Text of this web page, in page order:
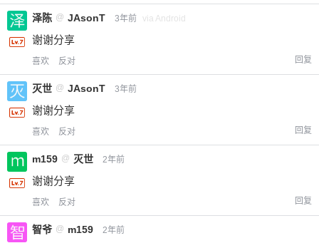
2 元
泽陈 @ JAsonT 3年前 via Android
谢谢分享
喜欢 反对 回复
灭世 @ JAsonT 3年前
谢谢分享
喜欢 反对 回复
m159 @ 灭世 2年前
谢谢分享
喜欢 反对 回复
智爷 @ m159 2年前